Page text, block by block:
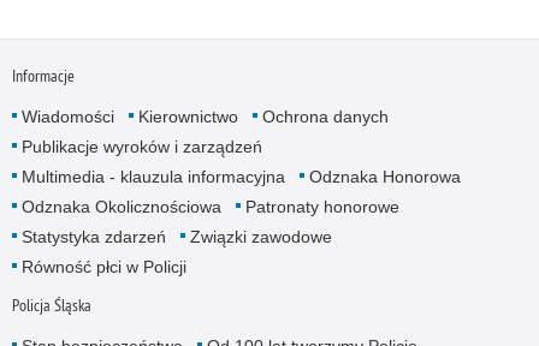
Informacje
Wiadomości Kierownictwo
Ochrona danych
Publikacje wyroków i zarządzeń
Multimedia - klauzula informacyjna
Odznaka Honorowa
Odznaka Okolicznościowa
Patronaty honorowe
Statystyka zdarzeń
Związki zawodowe
Równość płci w Policji
Policja Śląska